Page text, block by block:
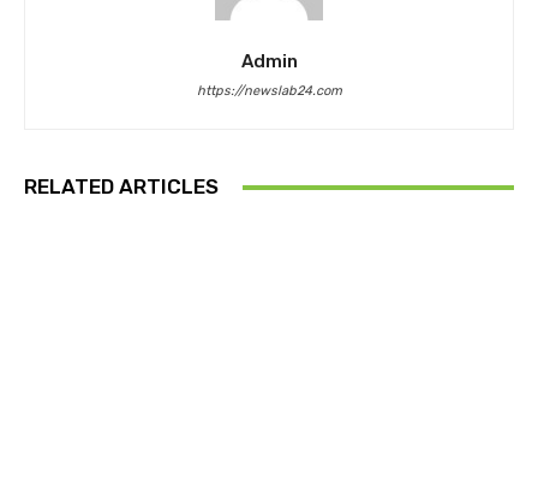
Admin
https://newslab24.com
RELATED ARTICLES